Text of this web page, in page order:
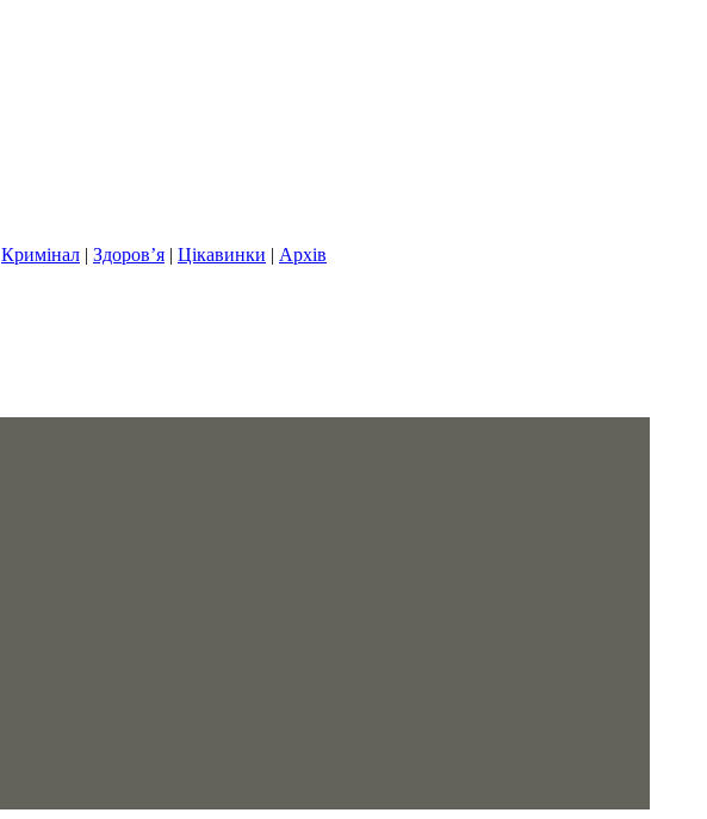
Кримінал | Здоров’я | Цікавинки | Архів